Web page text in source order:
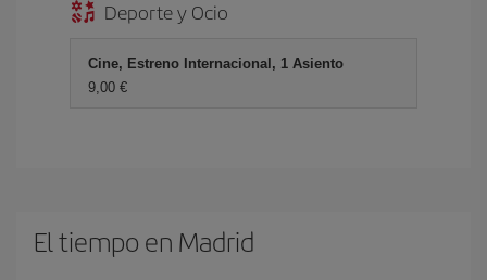
Deporte y Ocio
Cine, Estreno Internacional, 1 Asiento
9,00 €
El tiempo en Madrid